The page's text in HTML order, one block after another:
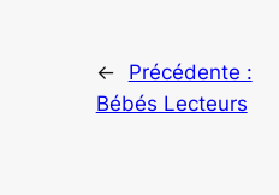
←
Précédente :
Bébés Lecteurs